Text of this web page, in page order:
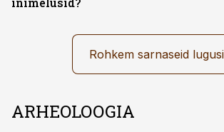
Rohkem sarnaseid
ARHEOLOOGIA